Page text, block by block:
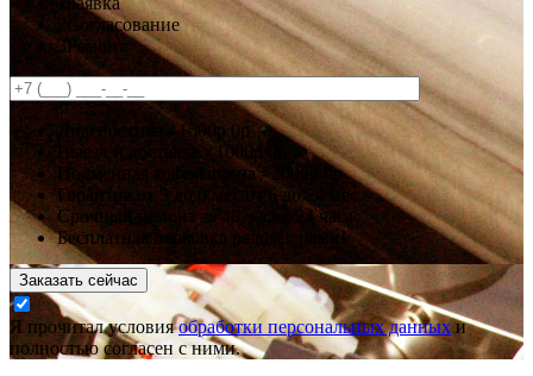
Согласование
3Ремонт
Диагностика -1500р0р
Выезд и доставка - 1000р
Подменная кофемашина - 2000р
0р
Гарантия
от 3 до 6 месот 6 до 24 мес.
Срочный ремонт за48 часов
24 часа
Бесплатная парковка рядом с нами!
Заказать сейчас
Я прочитал условияобработки персональных данныхи
полностью согласен с ними.